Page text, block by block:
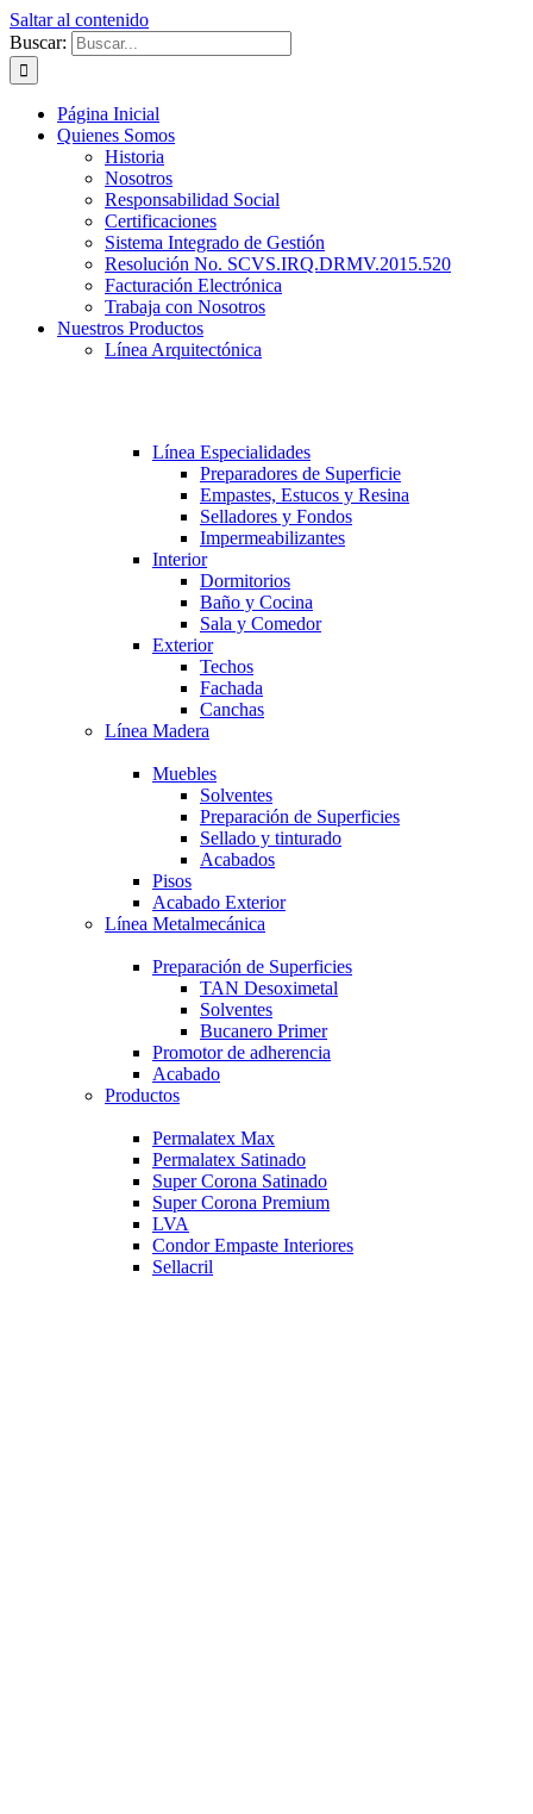
Saltar al contenido
Buscar:
Página Inicial
Quienes Somos
Historia
Nosotros
Responsabilidad Social
Certificaciones
Sistema Integrado de Gestión
Resolución No. SCVS.IRQ.DRMV.2015.520
Facturación Electrónica
Trabaja con Nosotros
Nuestros Productos
Línea Arquitectónica
Línea Especialidades
Preparadores de Superficie
Empastes, Estucos y Resina
Selladores y Fondos
Impermeabilizantes
Interior
Dormitorios
Baño y Cocina
Sala y Comedor
Exterior
Techos
Fachada
Canchas
Línea Madera
Muebles
Solventes
Preparación de Superficies
Sellado y tinturado
Acabados
Pisos
Acabado Exterior
Línea Metalmecánica
Preparación de Superficies
TAN Desoximetal
Solventes
Bucanero Primer
Promotor de adherencia
Acabado
Productos
Permalatex Max
Permalatex Satinado
Super Corona Satinado
Super Corona Premium
LVA
Condor Empaste Interiores
Sellacril